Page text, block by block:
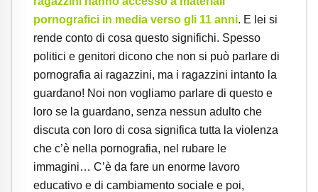
pornografici in media verso gli 11 anni. E lei si
rende conto di cosa questo significhi. Spesso
politici e genitori dicono che non si può parlare di
pornografia ai ragazzini, ma i ragazzini intanto la
guardano! Noi non vogliamo parlare di questo e
loro se la guardano, senza nessun adulto che
discuta con loro di cosa significa tutta la violenza
che c’è nella pornografia, nel rubare le
immagini… C’è da fare un enorme lavoro
educativo e di cambiamento sociale e poi,